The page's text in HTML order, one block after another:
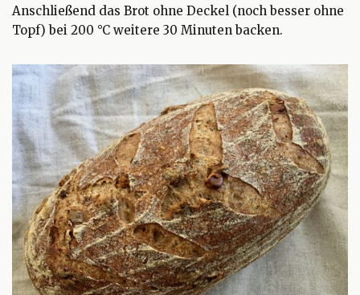
Anschließend das Brot ohne Deckel (noch besser ohne
Topf) bei 200 °C weitere 30 Minuten backen.